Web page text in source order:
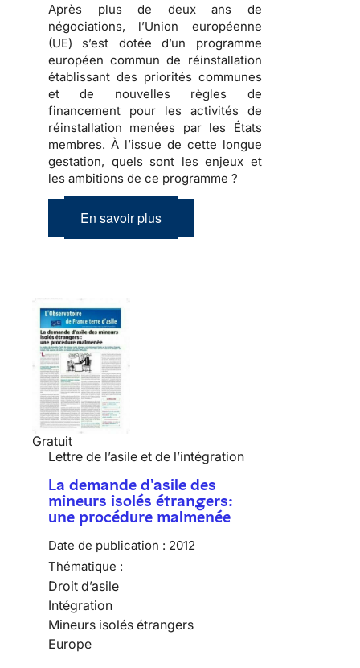
Après plus de deux ans de
négociations, l’Union européenne
(UE) s’est dotée d’un programme
européen commun de réinstallation
établissant des priorités communes
et de nouvelles règles de
financement pour les activités de
réinstallation menées par les États
membres. À l’issue de cette longue
gestation, quels sont les enjeux et
les ambitions de ce programme ?
En savoir plus
Gratuit
Lettre de l’asile et de l’intégration
La demande d'asile des
mineurs isolés étrangers:
une procédure malmenée
Date de publication : 2012
Thématique :
Droit d’asile
Intégration
Mineurs isolés étrangers
Europe